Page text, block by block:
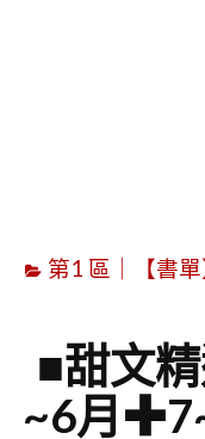
第1 區｜【書
■甜文
~6月